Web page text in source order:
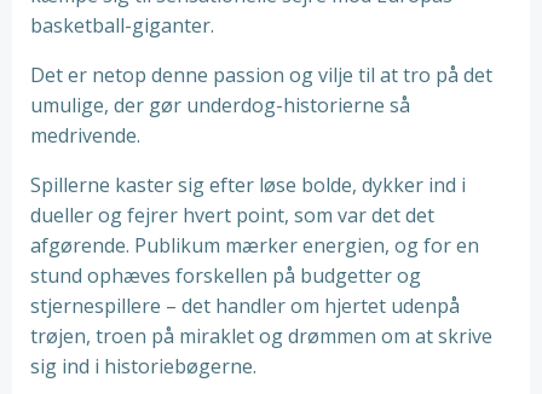
basketball-giganter.
Det er netop denne passion og vilje til at tro på det
umulige, der gør underdog-historierne så
medrivende.
Spillerne kaster sig efter løse bolde, dykker ind i
dueller og fejrer hvert point, som var det det
afgørende. Publikum mærker energien, og for en
stund ophæves forskellen på budgetter og
stjernespillere – det handler om hjertet udenpå
trøjen, troen på miraklet og drømmen om at skrive
sig ind i historiebøgerne.